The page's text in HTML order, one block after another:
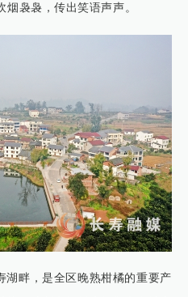
袅袅，传出笑语声声。
湖畔，是全区晚熟柑橘的重要产